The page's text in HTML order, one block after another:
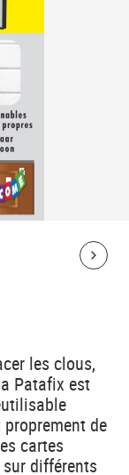
les clous,
Patafix est
de
cartes
différents